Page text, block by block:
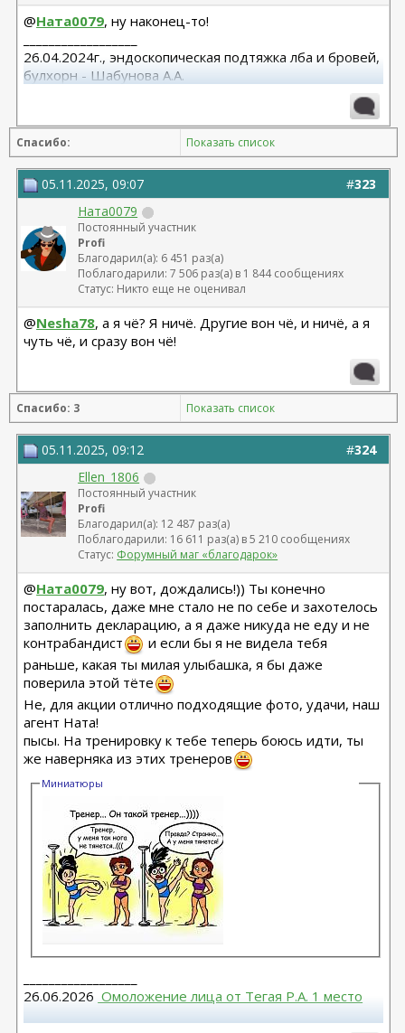
@Ната0079, ну наконец-то!
26.04.2024г., эндоскопическая подтяжка лба и бровей,
булхорн - Шабунова А.А.
06.12.2024г., бодилифт, липофилинг ягодиц, редукция
22.09.2025г. брахио пластика+торсопластика -
Бабикова М.А.
06.01.2026г. феморо пластика+липо ног - Бабикова
М.А.
Спасибо: Показать список
#323
05.11.2025, 09:07
Ната0079
Постоянный участник
Profi
Благодарил(а): 6 451 раз(а)
Поблагодарили: 7 506 раз(а) в 1 844 сообщениях
Статус: Никто еще не оценивал
@Nesha78, а я чё? Я ничё. Другие вон чё, и ничё, а я
чуть чё, и сразу вон чё!
Спасибо: 3 Показать список
#324
05.11.2025, 09:12
Ellen_1806
Постоянный участник
Profi
Благодарил(а): 12 487 раз(а)
Поблагодарили: 16 611 раз(а) в 5 210 сообщениях
Статус: Форумный маг «благодарок»
@Ната0079, ну вот, дождались!)) Ты конечно
постаралась, даже мне стало не по себе и захотелось
заполнить декларацию, а я даже никуда не еду и не
контрабандист
и если бы я не видела тебя
раньше, какая ты милая улыбашка, я бы даже
поверила этой тёте
Не, для акции отлично подходящие фото, удачи, наш
агент Ната!
пысы. На тренировку к тебе теперь боюсь идти, ты
же наверняка из этих тренеров
Миниатюры
26.06.2026 Омоложение лица от Тегая Р.А. 1 место